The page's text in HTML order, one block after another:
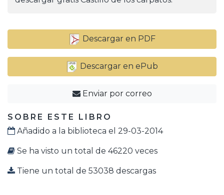
Descargar en PDF
Descargar en ePub
Enviar por correo
SOBRE ESTE LIBRO
Añadido a la biblioteca el 29-03-2014
Se ha visto un total de 46220 veces
Tiene un total de 53038 descargas